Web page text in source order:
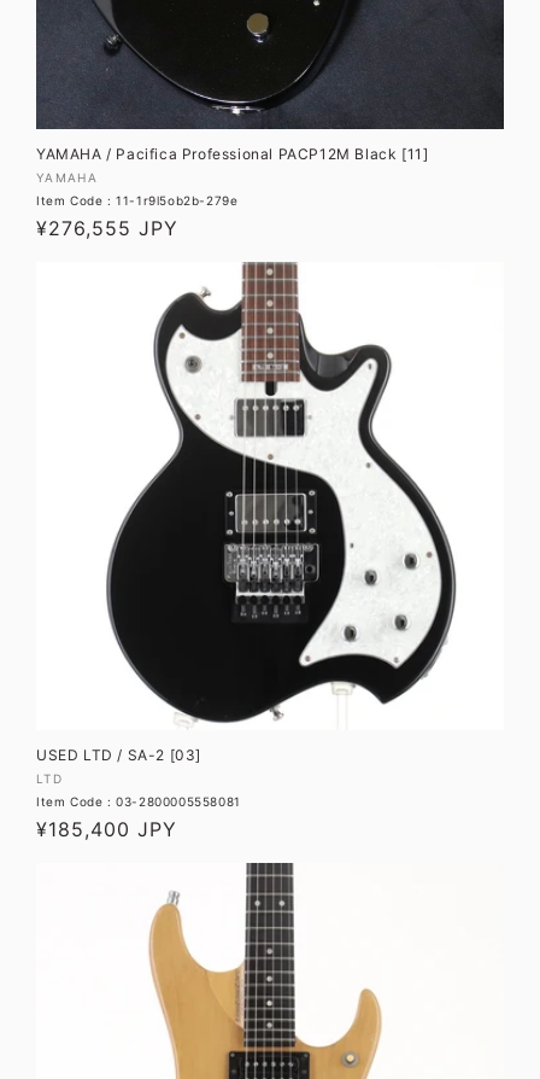
YAMAHA / Pacifica Professional PACP12M Black [11]
販
売
元:
YAMAHA
Item Code : 11-1r9l5ob2b-279e
通
¥276,555 JPY
USED LTD / SA-2 [03]
販
売
元:
LTD
Item Code : 03-2800005558081
通
¥185,400 JPY